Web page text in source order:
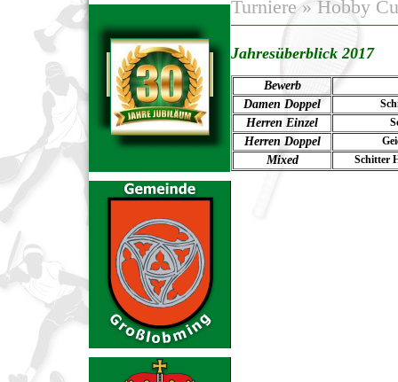
Turniere » Hobby
Jahresüberblick 2017
Bewerb
Damen Doppel
Herren Einzel
Herren Doppel
Mixed Schitter